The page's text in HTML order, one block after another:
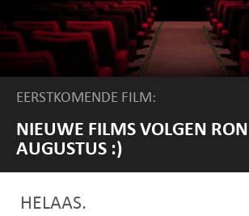
EERSTKOMENDE FILM:
NIEUWE FILMS VOLGEN
AUGUSTUS :)
HELAAS.